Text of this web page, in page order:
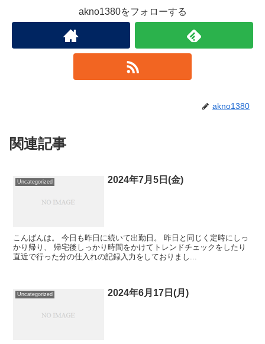
akno1380をフォローする
akno1380
関連記事
Uncategorized 2024年7月5日(金)
こんばんは。 今日も昨日に続いて出勤日。 昨日と同じく定時にしっ
かり帰り、 帰宅後しっかり時間をかけてトレンドチェックをしたり
直近で行った分の仕入れの記録入力をしておりまし...
Uncategorized 2024年6月17日(月)